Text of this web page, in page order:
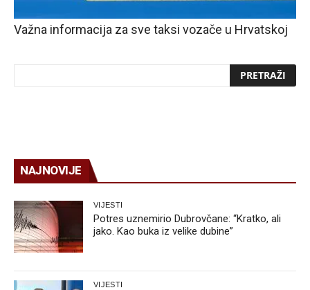
Važna informacija za sve taksi vozače u Hrvatskoj
NAJNOVIJE
VIJESTI
Potres uznemirio Dubrovčane: “Kratko, ali
jako. Kao buka iz velike dubine”
VIJESTI